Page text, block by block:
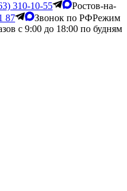
310-10-55
Ростов-на-
87 Звонок по РФРежим
с 9:00 до 18:00 по будням